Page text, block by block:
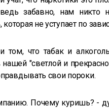
забавно, нам никто
не уступает по
что табак и
"светлой и
свои пороки.
Почему куришь? -